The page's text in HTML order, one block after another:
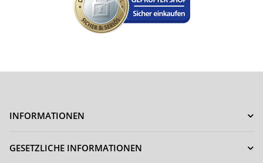
INFORMATIONEN
GESETZLICHE INFORMATIONEN